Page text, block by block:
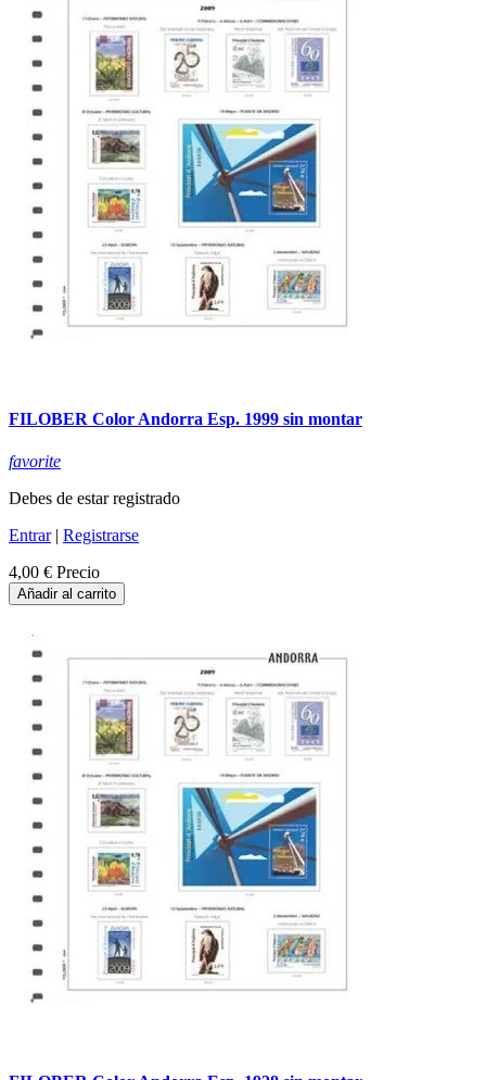
FILOBER Color Andorra Esp. 1999 sin montar
favorite
Debes de estar registrado
Entrar| Registrarse
4,00 € Precio
Añadir al carrito